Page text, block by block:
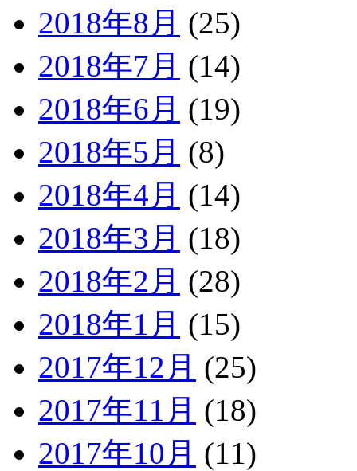
2018年8月 (25)
2018年7月 (14)
2018年6月 (19)
2018年5月 (8)
2018年4月 (14)
2018年3月 (18)
2018年2月 (28)
2018年1月 (15)
2017年12月 (25)
2017年11月 (18)
2017年10月 (11)